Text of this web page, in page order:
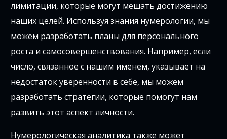
лимитации, которые могут мешать достижению
наших целей. Используя знания нумерологии, мы
можем разработать планы для персонального
роста и самосовершенствования. Например, если
число, связанное с нашим именем, указывает на
недостаток уверенности в себе, мы можем
разработать стратегии, которые помогут нам
развить этот аспект личности.
Нумерологическая аналитика также может